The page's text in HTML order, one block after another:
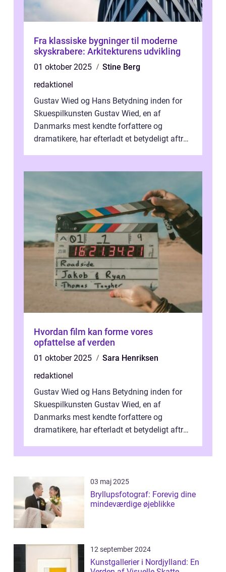
Fra klassiske bygninger til moderne
skyskrabere: Arkitekturens udvikling
01 oktober 2025
Stine Berg
redaktionel
Gustav Wied og Hans Betydning inden for
Skuespilkunsten Gustav Wied, en af
Danmarks mest kendte forfattere og
dramatikere, har efterladt et betydeligt aftryk
Hvordan film kan forme vores
opfattelse af verden
01 oktober 2025
Sara Henriksen
redaktionel
Gustav Wied og Hans Betydning inden for
Skuespilkunsten Gustav Wied, en af
Danmarks mest kendte forfattere og
dramatikere, har efterladt et betydeligt aftryk
03 maj 2025
Bryllupsfotograf: Forevig dine
mindeværdige øjeblikke
12 september 2024
Kunstgallerier i Nordjylland: En